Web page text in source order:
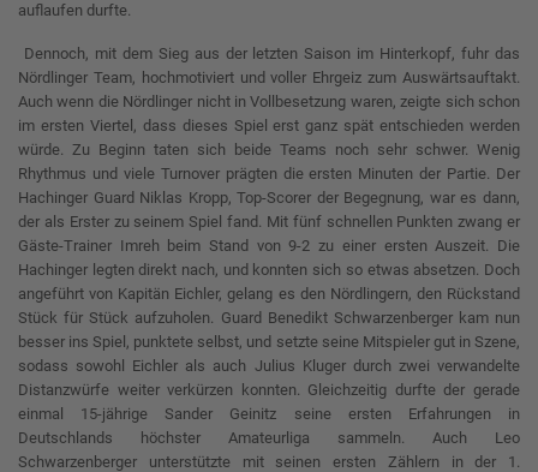
auflaufen durfte.
Dennoch, mit dem Sieg aus der letzten Saison im Hinterkopf, fuhr das
Nördlinger Team, hochmotiviert und voller Ehrgeiz zum Auswärtsauftakt.
Auch wenn die Nördlinger nicht in Vollbesetzung waren, zeigte sich schon
im ersten Viertel, dass dieses Spiel erst ganz spät entschieden werden
würde. Zu Beginn taten sich beide Teams noch sehr schwer. Wenig
Rhythmus und viele Turnover prägten die ersten Minuten der Partie. Der
Hachinger Guard Niklas Kropp, Top-Scorer der Begegnung, war es dann,
der als Erster zu seinem Spiel fand. Mit fünf schnellen Punkten zwang er
Gäste-Trainer Imreh beim Stand von 9-2 zu einer ersten Auszeit. Die
Hachinger legten direkt nach, und konnten sich so etwas absetzen. Doch
angeführt von Kapitän Eichler, gelang es den Nördlingern, den Rückstand
Stück für Stück aufzuholen. Guard Benedikt Schwarzenberger kam nun
besser ins Spiel, punktete selbst, und setzte seine Mitspieler gut in Szene,
sodass sowohl Eichler als auch Julius Kluger durch zwei verwandelte
Distanzwürfe weiter verkürzen konnten. Gleichzeitig durfte der gerade
einmal 15-jährige Sander Geinitz seine ersten Erfahrungen in
Deutschlands höchster Amateurliga sammeln. Auch Leo
Schwarzenberger unterstützte mit seinen ersten Zählern in der 1.